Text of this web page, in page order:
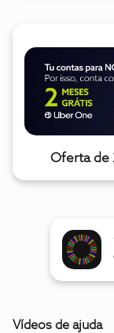
Oferta de
Vídeos de ajuda